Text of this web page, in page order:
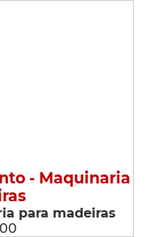
- Maquinaria
para madeiras